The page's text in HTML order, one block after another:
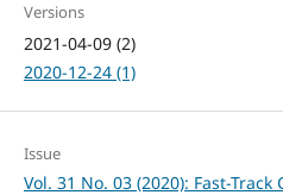
Versions
2021-04-09 (2)
2020-12-24 (1)
Issue
Vol. 31 No. 03 (2020): Fast-Track